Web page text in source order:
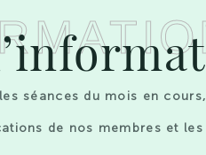
séances du mois en
de nos membres et